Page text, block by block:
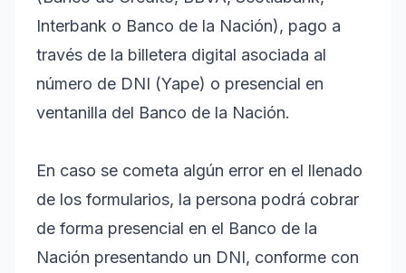
Interbank o Banco de la Nación), pago a
través de la billetera digital asociada al
número de DNI (Yape) o presencial en
ventanilla del Banco de la Nación.
En caso se cometa algún error en el llenado
de los formularios, la persona podrá cobrar
de forma presencial en el Banco de la
Nación presentando un DNI, conforme con